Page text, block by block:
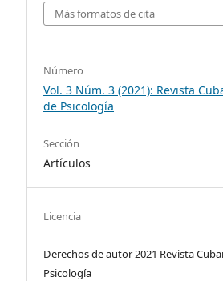
Más formatos de cita
Número
Vol. 3 Núm. 3 (2021): Revista
de Psicología
Sección
Artículos
Licencia
Derechos de autor 2021 Revista
Psicología